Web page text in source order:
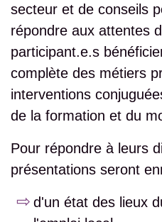
secteur et de conseils
répondre aux attentes
participant.e.s
complète des métiers
interventions
de la formation et du
Pour répondre à leurs
présentations seront
d'un état des lieux